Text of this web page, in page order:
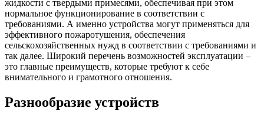
жидкости с твердыми примесями, обеспечивая при этом
нормальное функционирование в соответствии с
требованиями. А именно устройства могут применяться для
эффективного пожаротушения, обеспечения
сельскохозяйственных нужд в соответствии с требованиями и
так далее. Широкий перечень возможностей эксплуатации –
это главные преимуществ, которые требуют к себе
внимательного и грамотного отношения.
Разнообразие устройств